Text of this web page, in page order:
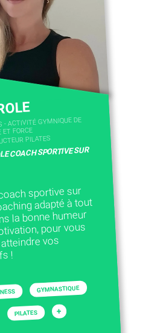
- ACTIVITÉ GYMNIQUE DE
ET FORCE
PILATES
COACH SPORTIVE SUR
sportive sur
adapté à tout
la bonne humeur
pour vous
vos
!
GYMNASTIQUE
PILATES +